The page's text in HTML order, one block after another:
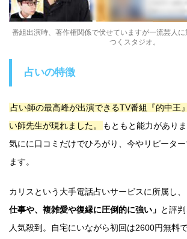
番組出演時、著作権関係で伏せていますが一流芸人に
つくスタジオ。
占いの特徴
占い師の最高峰が出演できるTV番組『的中王
い師先生が現れました。
もともと能力があり
気にに口コミだけでひろがり、今やリピータ
ます。
カリスという大手電話占いサービスに所属し、
仕事や、複雑愛や復縁に圧倒的に強い」 と評
人気殺到。自宅にいながら初回は2600円無料